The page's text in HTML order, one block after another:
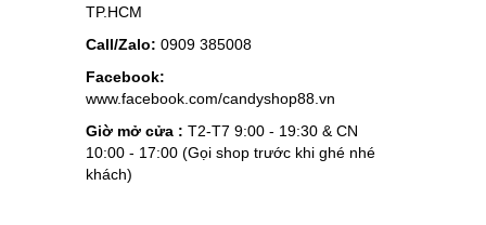
TP.HCM
Call/Zalo: 0909 385008
Facebook:
www.facebook.com/candyshop88.vn
Giờ mở cửa : T2-T7 9:00 - 19:30 & CN
10:00 - 17:00 (Gọi shop trước khi ghé nhé
khách)